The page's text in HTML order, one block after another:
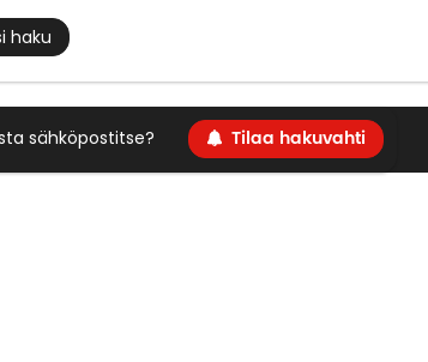
haku
sähköpostitse? Tilaa hakuvahti